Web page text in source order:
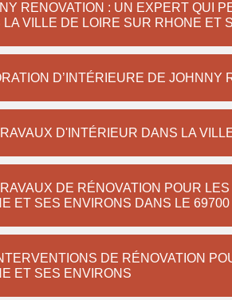
RENOVATION : UN EXPERT QUI
LA VILLE DE LOIRE SUR RHONE ET
D’INTÉRIEURE DE JOHNNY
D'INTÉRIEUR DANS LA
DE RÉNOVATION POUR
ET SES ENVIRONS DANS LE 69700
DE RÉNOVATION
ET SES ENVIRONS